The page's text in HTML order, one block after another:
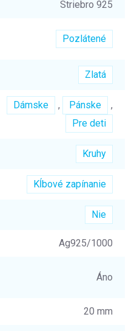
Striebro 925
Pozlátené
Zlatá
Dámske , Pánske
,
Pre deti
Kruhy
Kĺbové zapínanie
Nie
Ag925/1000
Áno
20 mm